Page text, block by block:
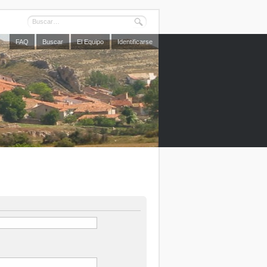
FAQ Buscar El Equipo Identificarse